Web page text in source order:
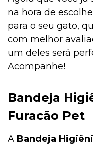
na hora de
para o seu gato,
com melhor
um deles será
Acompanhe!
Bandeja
Furacão Pet
A Bandeja